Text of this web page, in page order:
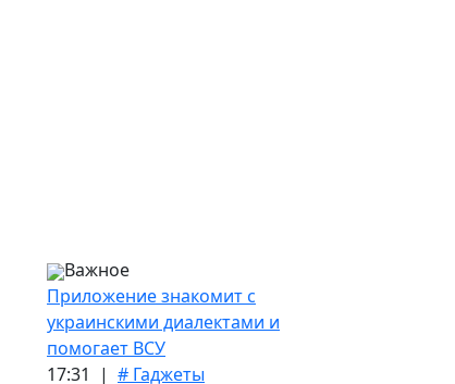
Важное
Приложение знакомит с
украинскими диалектами и
помогает ВСУ
17:31 | # Гаджеты